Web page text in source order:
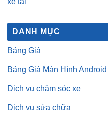
Dịch vụ chăm sóc xe
Dịch vụ sửa chữa
Dịch Vụ Tận Nơi
Góc Tư Vấn
HOT